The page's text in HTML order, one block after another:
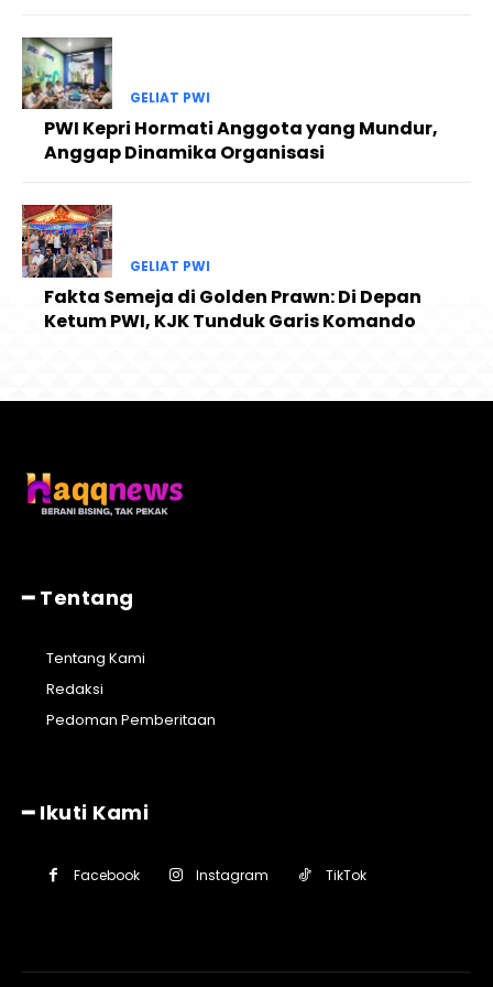
GELIAT PWI
PWI Kepri Hormati Anggota yang Mundur,
Anggap Dinamika Organisasi
GELIAT PWI
Fakta Semeja di Golden Prawn: Di Depan
Ketum PWI, KJK Tunduk Garis Komando
━ Tentang
Tentang Kami
Redaksi
Pedoman Pemberitaan
━ Ikuti Kami
Facebook Instagram TikTok